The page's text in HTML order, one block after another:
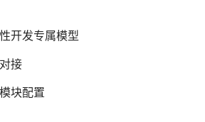
开发专属模型
接
块配置